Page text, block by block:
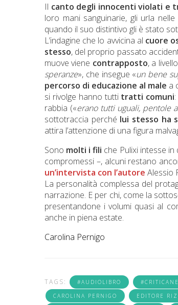
Il canto degli innocenti violati e
loro mani sanguinarie, gli urla
quando il suo distintivo gli è stato
L’indagine che lo avvicina al cuore
stesso, del proprio passato
muove viene contrapposto, a
speranze», che insegue «un bene
percorso di educazione al male a
si rivolge hanno tutti tratti comuni
rabbia («erano tutti uguali, pentole
sottotraccia perché lui stesso ha
attira l’attenzione di una figura
Sono molti i fili che Pulixi intesse
compromessi –, alcuni restano
un’intervista con l’autore Alessio
La personalità complessa del
narrazione. E per chi, come la
presentandone i volumi quasi al
anche in piena estate.
Carolina Pernigo
TAGS: #AUDIOLIBRO
CAROLINA PERNIGO
EDITORE